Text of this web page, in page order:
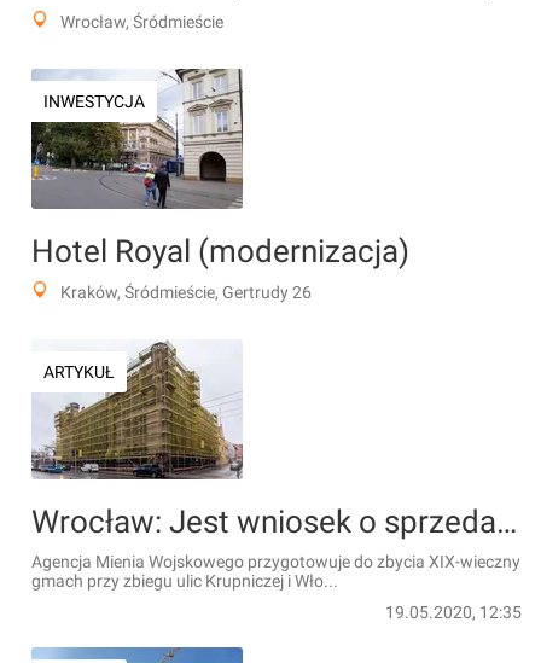
Wrocław, Śródmieście
INWESTYCJA
Hotel Royal (modernizacja)
Kraków, Śródmieście, Gertrudy 26
ARTYKUŁ
Wrocław: Jest wniosek o sprzedaż zabytkowej Nowej Giełdy na Starym Mieście
Agencja Mienia Wojskowego przygotowuje do zbycia XIX-wieczny
gmach przy zbiegu ulic Krupniczej i Wło...
19.05.2020, 12:35